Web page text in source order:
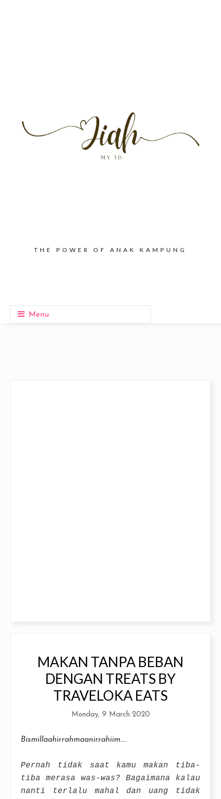
THE POWER OF ANAK KAMPUNG
Menu
MAKAN TANPA BEBAN
DENGAN TREATS BY
TRAVELOKA EATS
Monday, 9 March 2020
Bismillaahirrahmaanirrahiim....
Pernah tidak saat kamu makan tiba-
tiba merasa was-was? Bagaimana kalau
nanti terlalu mahal dan uang tidak